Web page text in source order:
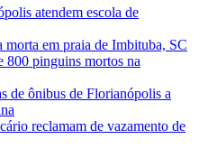
atendem escola de
morta em praia de Imbituba, SC
800 pinguins mortos na
de ônibus de Florianópolis a
reclamam de vazamento de